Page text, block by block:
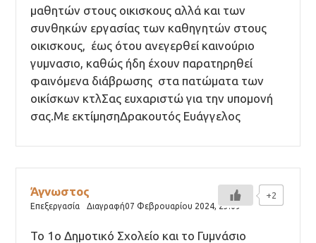
μαθητών στους οικισκους αλλά και των
συνθηκών εργασίας των καθηγητών στους
οικισκους, έως ότου ανεγερθεί καινούριο
γυμνασιο, καθώς ήδη έχουν παρατηρηθεί
φαινόμενα διάβρωσης στα πατώματα των
οικίσκων κτλΣας ευχαριστώ για την υπομονή
σας.Με εκτίμησηΔρακουτός Ευάγγελος
Άγνωστος
Επεξεργασία Διαγραφή07 Φεβρουαρίου 2024,23:09
Το 1ο Δημοτικό Σχολείο και το Γυμνάσιο
+2